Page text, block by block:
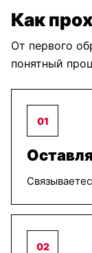
Как
От первого
понятный
01
02